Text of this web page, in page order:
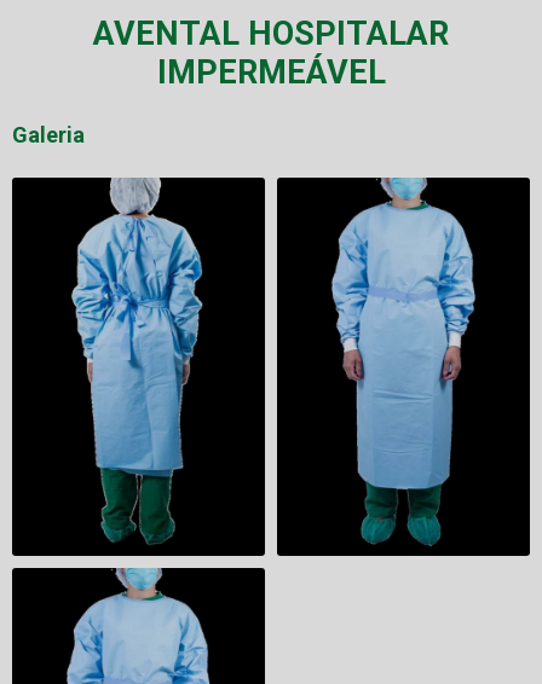
AVENTAL HOSPITALAR
IMPERMEÁVEL
Galeria